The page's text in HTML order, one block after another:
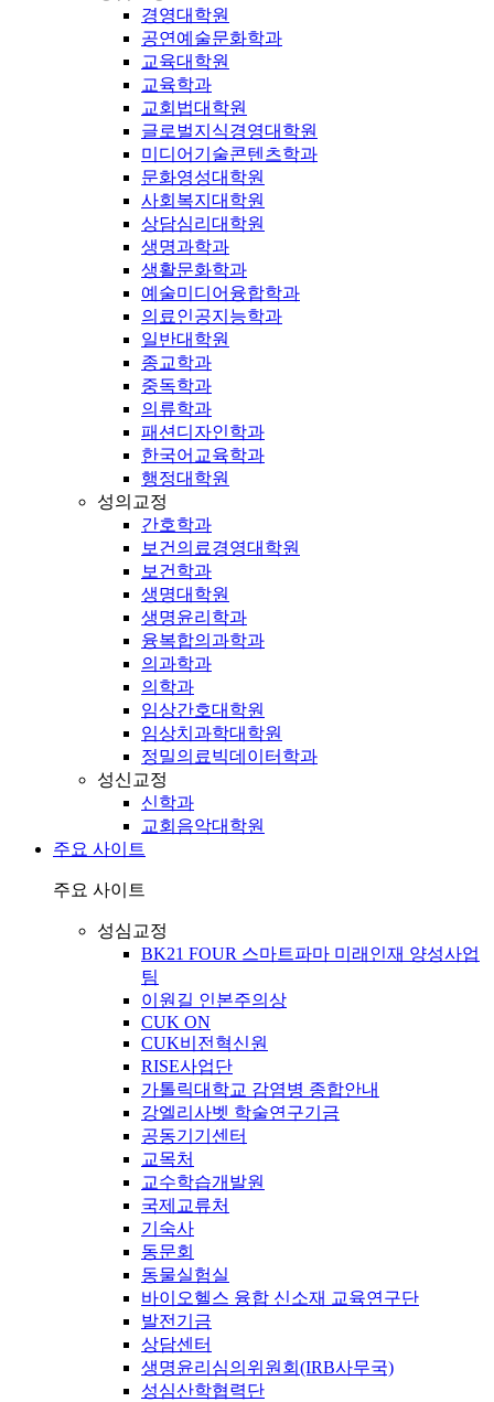
경영대학원
공연예술문화학과
교육대학원
교육학과
교회법대학원
글로벌지식경영대학원
미디어기술콘텐츠학과
문화영성대학원
사회복지대학원
상담심리대학원
생명과학과
생활문화학과
예술미디어융합학과
의료인공지능학과
일반대학원
종교학과
중독학과
의류학과
패션디자인학과
한국어교육학과
행정대학원
성의교정
간호학과
보건의료경영대학원
보건학과
생명대학원
생명윤리학과
융복합의과학과
의과학과
의학과
임상간호대학원
임상치과학대학원
정밀의료빅데이터학과
성신교정
신학과
교회음악대학원
주요 사이트
주요 사이트
성심교정
BK21 FOUR 스마트파마 미래인재 양성사업
팀
이원길 인본주의상
CUK ON
CUK비전혁신원
RISE사업단
가톨릭대학교 감염병 종합안내
강엘리사벳 학술연구기금
공동기기센터
교목처
교수학습개발원
국제교류처
기숙사
동문회
동물실험실
바이오헬스 융합 신소재 교육연구단
발전기금
상담센터
생명윤리심의위원회(IRB사무국)
성심산학협력단